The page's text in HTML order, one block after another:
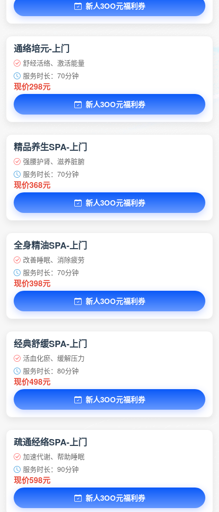
新人3OO元福利券
通络培元-上门
舒经活络、激活能量
服务时长：70分钟
现价298元
新人3OO元福利券
精品养生SPA-上门
强腰护肾、滋养脏腑
服务时长：70分钟
现价368元
新人3OO元福利券
全身精油SPA-上门
改善睡眠、消除疲劳
服务时长：70分钟
现价398元
新人3OO元福利券
经典舒缓SPA-上门
活血化瘀、缓解压力
服务时长：80分钟
现价498元
新人3OO元福利券
疏通经络SPA-上门
加速代谢、帮助睡眠
服务时长：90分钟
现价598元
新人3OO元福利券